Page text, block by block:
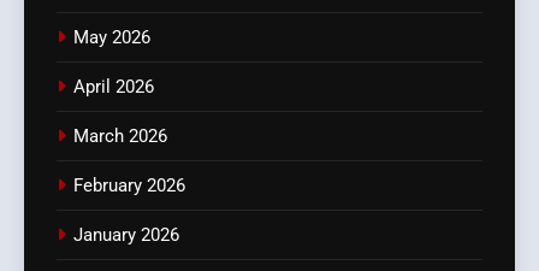
May 2026
April 2026
March 2026
February 2026
January 2026